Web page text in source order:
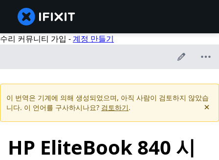
수리 커뮤니티 가입 -계정 만들기
이 번역은 기계에 의해 생성되었으며, 아직 사람이 검토하지 않았습
니다. 이 언어를 구사하시나요? 검토하기.
HP EliteBook 840 시